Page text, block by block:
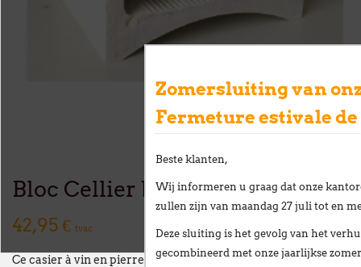
Bloc Cellier blanc 2/3 XL
42,95 € tvac
Ce casier à vin en pierre blanche est réalisé avec une
Zomersluiting van
Fermeture estivale
Beste klanten,
Wij informeren u graag dat onze
zullen zijn vanmaandag 27 juli tot en
Deze sluiting is het gevolg van het
gecombineerd met onzejaarlijkse